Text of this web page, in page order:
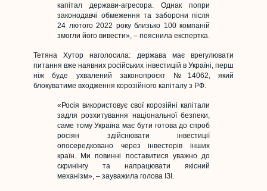
капітал держави-агресора. Однак попри
законодавчі обмеження та заборони після
24 лютого 2022 року близько 100 компаній
змогли його вивести», – пояснила експертка.
Тетяна Хутор наголосила: держава має врегулювати
питання вже наявних російських інвестицій в Україні, перш
ніж буде ухвалений законопроєкт №14062, який
блокуватиме входження корозійного капіталу з РФ.
«Росія використовує свої корозійні капітали
задля розхитування національної безпеки,
саме тому Україна має бути готова до спроб
росіян здійснювати інвестиції
опосередковано через інвесторів інших
країн. Ми повинні поставитися уважно до
скринінгу та напрацювати якісний
механізм», – зауважила голова ІЗІ.